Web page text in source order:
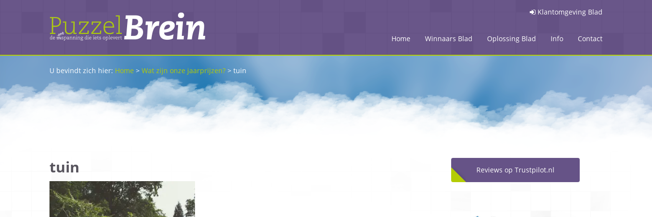
Klantomgeving Blad
Home Winnaars Blad Oplossing Blad Info Contact
U bevindt zich hier: Home > Wat zijn onze jaarprijzen? > tuin
tuin Reviews op Trustpilot.nl